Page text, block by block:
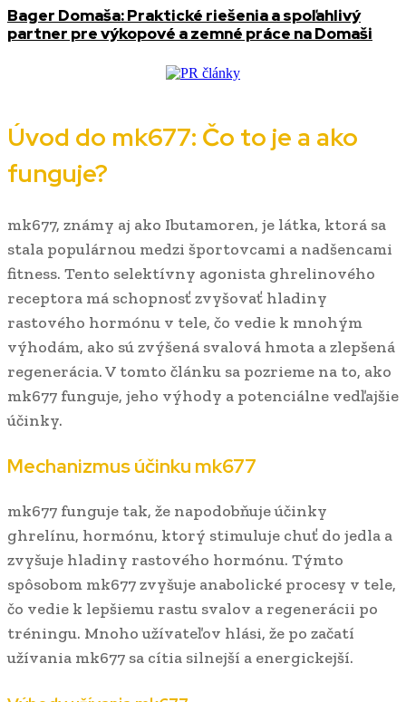
Bager Domaša: Praktické riešenia a spoľahlivý
partner pre výkopové a zemné práce na Domaši
Úvod do mk677: Čo to je a ako
funguje?
mk677, známy aj ako Ibutamoren, je látka, ktorá sa
stala populárnou medzi športovcami a nadšencami
fitness. Tento selektívny agonista ghrelinového
receptora má schopnosť zvyšovať hladiny
rastového hormónu v tele, čo vedie k mnohým
výhodám, ako sú zvýšená svalová hmota a zlepšená
regenerácia. V tomto článku sa pozrieme na to, ako
mk677 funguje, jeho výhody a potenciálne vedľajšie
účinky.
Mechanizmus účinku mk677
mk677 funguje tak, že napodobňuje účinky
ghrelínu, hormónu, ktorý stimuluje chuť do jedla a
zvyšuje hladiny rastového hormónu. Týmto
spôsobom mk677 zvyšuje anabolické procesy v tele,
čo vedie k lepšiemu rastu svalov a regenerácii po
tréningu. Mnoho užívateľov hlási, že po začatí
užívania mk677 sa cítia silnejší a energickejší.